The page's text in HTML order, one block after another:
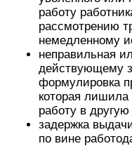
работу
рассмотрению
немедленному
неправильная
действующему
формулировка
которая лишила
работу в
задержка
по вине